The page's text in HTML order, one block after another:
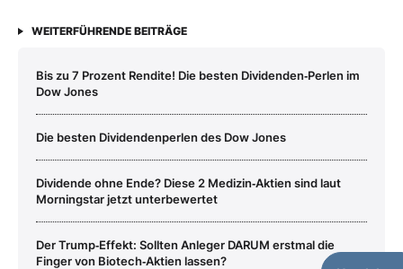
WEITERFÜHRENDE BEITRÄGE
Bis zu 7 Prozent Rendite! Die besten Dividenden‑Perlen im
Dow Jones
Die besten Dividendenperlen des Dow Jones
Dividende ohne Ende? Diese 2 Medizin‑Aktien sind laut
Morningstar jetzt unterbewertet
Der Trump‑Effekt: Sollten Anleger DARUM erstmal die
Finger von Biotech‑Aktien lassen?